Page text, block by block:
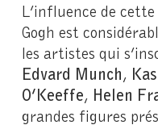
L’influence de
Gogh est
les artistes qui
Edvard Munch,
O’Keeffe, Helen
grandes figures